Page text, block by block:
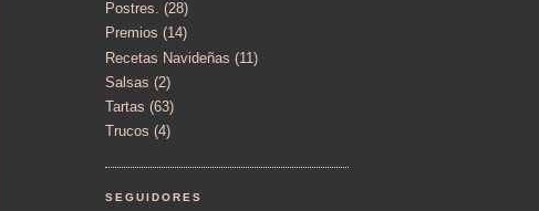
Postres. (28)
Premios (14)
Recetas Navideñas (11)
Salsas (2)
Tartas (63)
Trucos (4)
SEGUIDORES